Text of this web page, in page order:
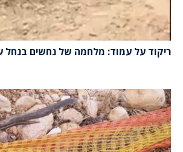
ריקוד על עמוד: מלחמה של נחשים בנחל